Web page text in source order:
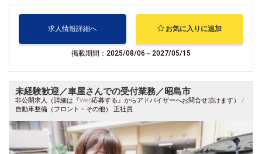
求人情報詳細へ お気に入りに追加
掲載期間：2025/08/06～2027/05/15
未経験歓迎／車屋さんでの受付業務／昭島市
非公開求人（詳細は『Web応募する』からアドバイザーへお問合せ頂けます） /
自動車整備（フロント・その他） 正社員